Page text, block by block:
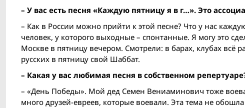
– У вас есть песня «Каждую пятницу я в г…». Это
– Как в России можно прийти к этой песне? Что у нас
человек, у которого выходные – спонтанные. Я могу это
Москве в пятницу вечером. Смотрели: в барах, клубах всё
русских в пятницу свой Шаббат.
– Какая у вас любимая песня в собственном
– «День Победы». Мой дед Семен Вениаминович тоже
много друзей-евреев, которые воевали. Эта тема не